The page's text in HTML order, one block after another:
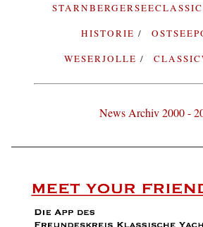
HISTORIE
WESERJOLLE
News Archiv 2000 -